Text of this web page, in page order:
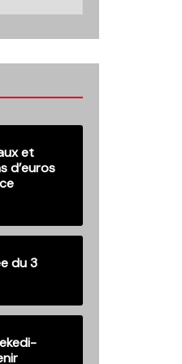
et
d’euros
du 3